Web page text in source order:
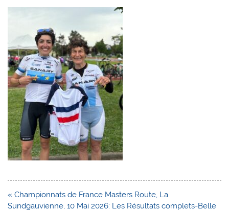
Navigation
de
« Championnats de France Masters Route, La
Sundgauvienne, 10 Mai 2026: Les Résultats complets-Belle